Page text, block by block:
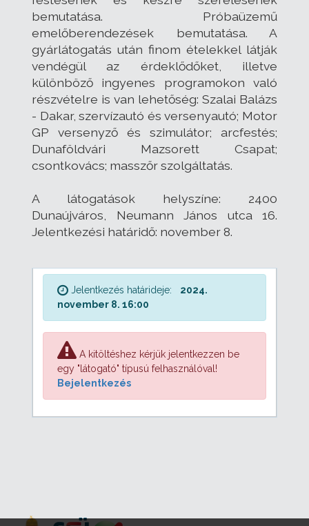
bemutatása. Próbaüzemű
emelőberendezések bemutatása. A
gyárlátogatás után finom ételekkel látják
vendégül az érdeklődőket, illetve
különböző ingyenes programokon való
részvételre is van lehetőség: Szalai Balázs
- Dakar, szervízautó és versenyautó; Motor
GP versenyző és szimulátor; arcfestés;
Dunaföldvári Mazsorett Csapat;
csontkovács; masszőr szolgáltatás.
A látogatások helyszíne: 2400
Dunaújváros, Neumann János utca 16.
Jelentkezési határidő: november 8.
Jelentkezés határideje:
2024.
november 8. 16:00
A kitöltéshez kérjük jelentkezzen be
egy "látogató" típusú felhasználóval!
Bejelentkezés